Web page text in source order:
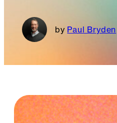
Paul Bryden